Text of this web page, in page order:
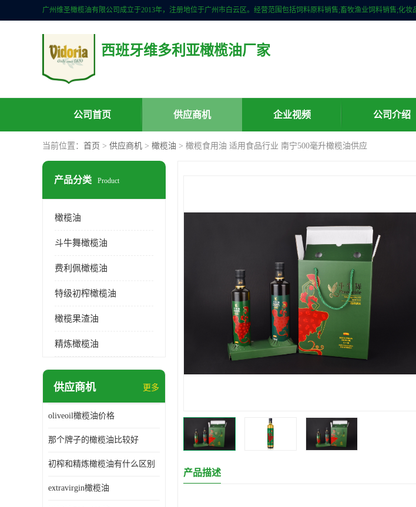
西班牙维多利亚橄榄油厂家
公司首页 供应商机 企业视频 公司介绍
当前位置： 首页 > 供应商机 > 橄榄油 > 橄榄食用油 适用食品行业 南宁500毫升橄榄油供应
产品分类 Product
橄榄油
斗牛舞橄榄油
费利佩橄榄油
特级初榨橄榄油
橄榄果渣油
精炼橄榄油
供应商机 更多
oliveoil橄榄油价格
那个牌子的橄榄油比较好
初榨和精炼橄榄油有什么区别
extravirgin橄榄油
产品描述